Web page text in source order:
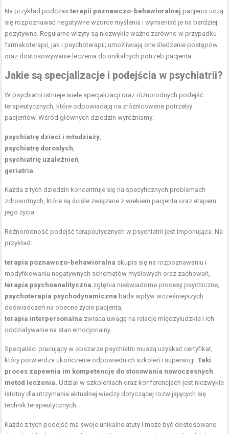
Na przykład podczasterapii poznawczo-behawioralnej pacjenci uczą
się rozpoznawać negatywne wzorce myślenia i wymieniać je na bardziej
pozytywne. Regularne wizyty są niezwykle ważne zarówno w przypadku
farmakoterapii, jak i psychoterapii; umożliwiają one śledzenie postępów
oraz dostosowywanie leczenia do unikalnych potrzeb pacjenta.
Jakie są specjalizacje i podejścia w psychiatrii?
W psychiatrii istnieje wiele specjalizacji oraz różnorodnych podejść
terapeutycznych, które odpowiadają na zróżnicowane potrzeby
pacjentów. Wśród głównych dziedzin wyróżniamy:
psychiatrę dzieci i młodzieży,
psychiatrę dorosłych,
psychiatrię uzależnień,
geriatria.
Każda z tych dziedzin koncentruje się na specyficznych problemach
zdrowotnych, które są ściśle związane z wiekiem pacjenta oraz etapem
jego życia.
Różnorodność podejść terapeutycznych w psychiatrii jest imponująca. Na
przykład:
terapia poznawczo-behawioralna skupia się na rozpoznawaniu i
modyfikowaniu negatywnych schematów myślowych oraz zachowań,
terapia psychoanalityczna zgłębia nieświadome procesy psychiczne,
psychoterapia psychodynamiczna bada wpływ wcześniejszych
doświadczeń na obecne życie pacjenta,
terapia interpersonalna zwraca uwagę na relacje międzyludzkie i ich
oddziaływanie na stan emocjonalny.
Specjaliści pracujący w obszarze psychiatrii muszą uzyskać certyfikat,
który potwierdza ukończenie odpowiednich szkoleń i superwizji.Taki
proces zapewnia im kompetencje do stosowania nowoczesnych
metod leczenia. Udział w szkoleniach oraz konferencjach jest niezwykle
istotny dla utrzymania aktualnej wiedzy dotyczącej rozwijających się
technik terapeutycznych.
Każde z tych podejść ma swoje unikalne atuty i może być dostosowane